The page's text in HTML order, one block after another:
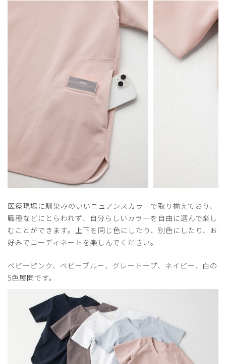
医療現場に馴染みのいいニュアンスカラーで取り揃えており、
職種などにとらわれず、自分らしいカラーを自由に選んで楽し
むことができます。上下を同じ色にしたり、別色にしたり、お
好みでコーディネートを楽しんでください。
ベビーピンク、ベビーブルー、グレートープ、ネイビー、白の
5色展開です。